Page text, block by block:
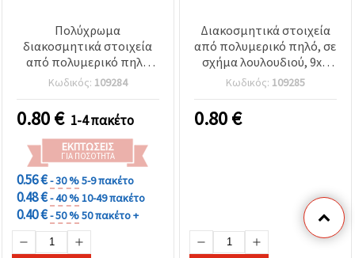
Πολύχρωμα
διακοσμητικά στοιχεία
από πολυμερικό πηλό
Fimo, λουλούδια (μεικτά)
10x10x4 mm, οπή: 2 mm –
Ιδανικά για κοσμήματα,
αξεσουάρ & DIY
χειροτεχνίες –
Συσκευασία 20 τεμ.
Κωδικός: 109284
0.80€ 1-4 πακέτο
ΕΚΠΤΏΣΕΙΣ
ΓΙΑ ΠΟΣΌΤΗΤΑ
0.56 €- 30 %5-9 πακέτο
0.48 €- 40 %10-49 πακέτο
0.40 €- 50 %50 πακέτο +
Διακοσμητικά στοιχεία
από πολυμερικό πηλό, σε
σχήμα λουλουδιού, 9x4
mm, τρύπα 2 mm, μικτά
χρώματα - 20 τεμ.
Κωδικός: 109285
0.80€